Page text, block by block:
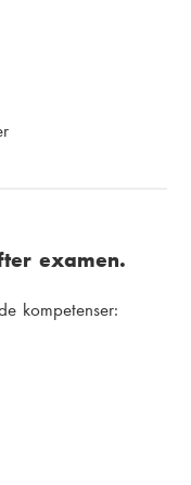
examen.
kompetenser: